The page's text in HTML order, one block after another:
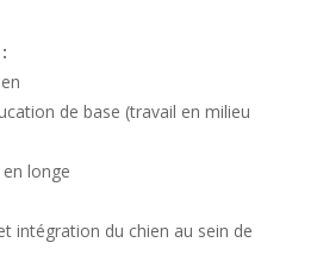
de base (travail en milieu
longe
intégration du chien au sein de